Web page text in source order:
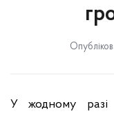
У жодному разі